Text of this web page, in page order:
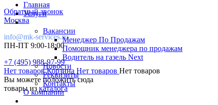
Обратный звонок
Москва
info@mk-services.ru
ПН-ПТ 9:00-18:00
+7 (495) 988-97-99
Нет товаровКорзина Нет товаров Нет товаров
Вы можете положить сюда
товары из каталога
Главная
Услуги
Вакансии
Менеджер По Продажам
Помощник менеджера по продажам
Водитель на газель Next
Новости
Реквизиты
Контакты
О компании